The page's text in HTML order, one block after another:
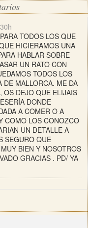
TODOS LOS QUE
HICIERAMOS UNA
HABLAR SOBRE
UN RATO CON
TODOS LOS
DE MALLORCA. ME DA
OS DEJO QUE ELIJAIS
DONDE
A COMER O A
COMO LOS CONOZCO
UN DETALLE A
SEGURO QUE
BIEN Y NOSOTROS
GRACIAS . PD/ YA